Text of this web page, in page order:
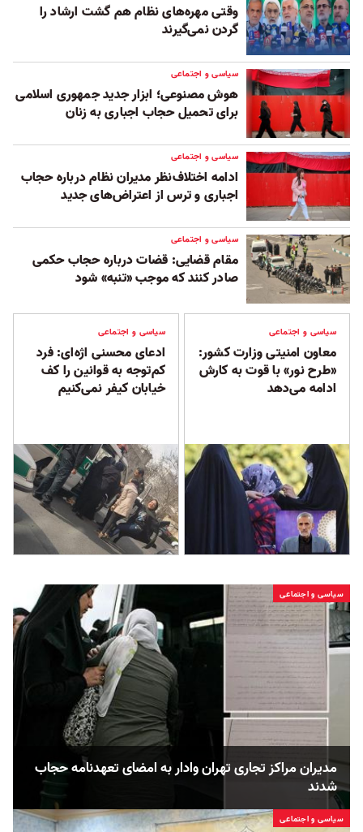
وقتی مهره‌های نظام هم گشت ارشاد را
گردن نمی‌گیرند
سیاسی و اجتماعی
هوش مصنوعی؛ ابزار جدید جمهوری اسلامی
برای تحمیل حجاب اجباری به زنان
سیاسی و اجتماعی
ادامه اختلاف‌نظر مدیران نظام درباره حجاب
اجباری و ترس از اعتراض‌های جدید
سیاسی و اجتماعی
مقام قضایی: قضات درباره حجاب حکمی
صادر کنند که موجب «تنبه» شود
سیاسی و اجتماعی
معاون امنیتی وزارت کشور:
«طرح نور» با قوت به کارش
ادامه می‌دهد
سیاسی و اجتماعی
ادعای محسنی اژه‌ای: فرد
کم‌توجه به قوانین را کف
خیابان کیفر نمی‌کنیم
سیاسی و اجتماعی
مدیران مراکز تجاری تهران وادار به امضای تعهدنامه حجاب
شدند
سیاسی و اجتماعی